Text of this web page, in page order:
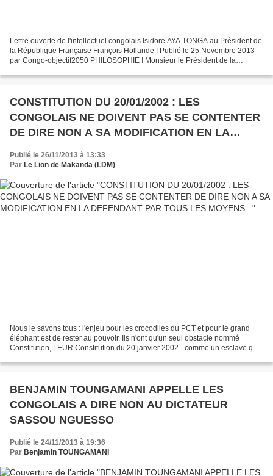
Lettre ouverte de l'intellectuel congolais Isidore AYA TONGA au Président de
la République Française François Hollande ! Publié le 25 Novembre 2013
par Congo-objectif2050 PHILOSOPHIE ! Monsieur le Président de la
CONSTITUTION DU 20/01/2002 : LES
CONGOLAIS NE DOIVENT PAS SE CONTENTER
DE DIRE NON A SA MODIFICATION EN LA
DEFENDANT PAR TOUS LES MOYENS...
Publié le 26/11/2013 à 13:33
Par Le Lion de Makanda (LDM)
Nous le savons tous : l'enjeu pour les crocodiles du PCT et pour le grand
éléphant est de rester au pouvoir. Ils n'ont qu'un seul obstacle nommé
Constitution, LEUR Constitution du 20 janvier 2002 - comme un esclave qui
BENJAMIN TOUNGAMANI APPELLE LES
CONGOLAIS A DIRE NON AU DICTATEUR
SASSOU NGUESSO
Publié le 24/11/2013 à 19:36
Par Benjamin TOUNGAMANI